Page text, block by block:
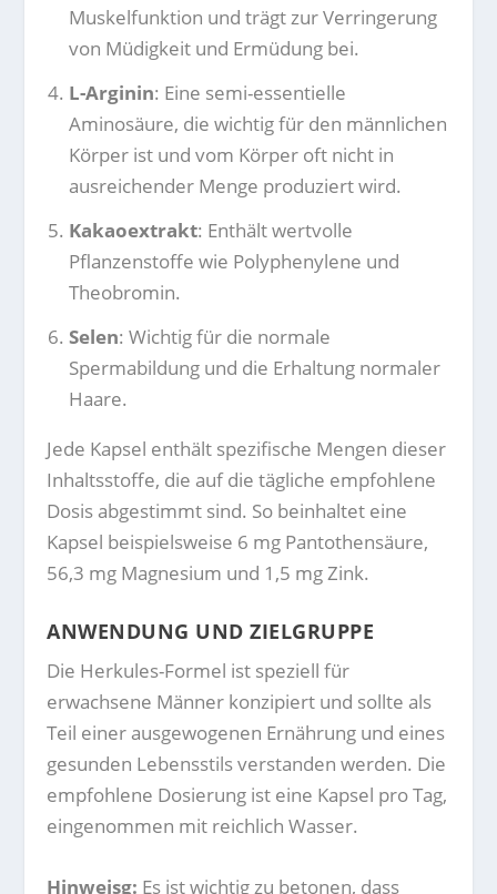
Muskelfunktion und trägt zur Verringerung
von Müdigkeit und Ermüdung bei.
L-Arginin: Eine semi-essentielle
Aminosäure, die wichtig für den männlichen
Körper ist und vom Körper oft nicht in
ausreichender Menge produziert wird.
Kakaoextrakt: Enthält wertvolle
Pflanzenstoffe wie Polyphenylene und
Theobromin.
Selen: Wichtig für die normale
Spermabildung und die Erhaltung normaler
Haare.
Jede Kapsel enthält spezifische Mengen dieser
Inhaltsstoffe, die auf die tägliche empfohlene
Dosis abgestimmt sind. So beinhaltet eine
Kapsel beispielsweise 6 mg Pantothensäure,
56,3 mg Magnesium und 1,5 mg Zink.
ANWENDUNG UND ZIELGRUPPE
Die Herkules-Formel ist speziell für
erwachsene Männer konzipiert und sollte als
Teil einer ausgewogenen Ernährung und eines
gesunden Lebensstils verstanden werden. Die
empfohlene Dosierung ist eine Kapsel pro Tag,
eingenommen mit reichlich Wasser.
Hinweisg: Es ist wichtig zu betonen, dass